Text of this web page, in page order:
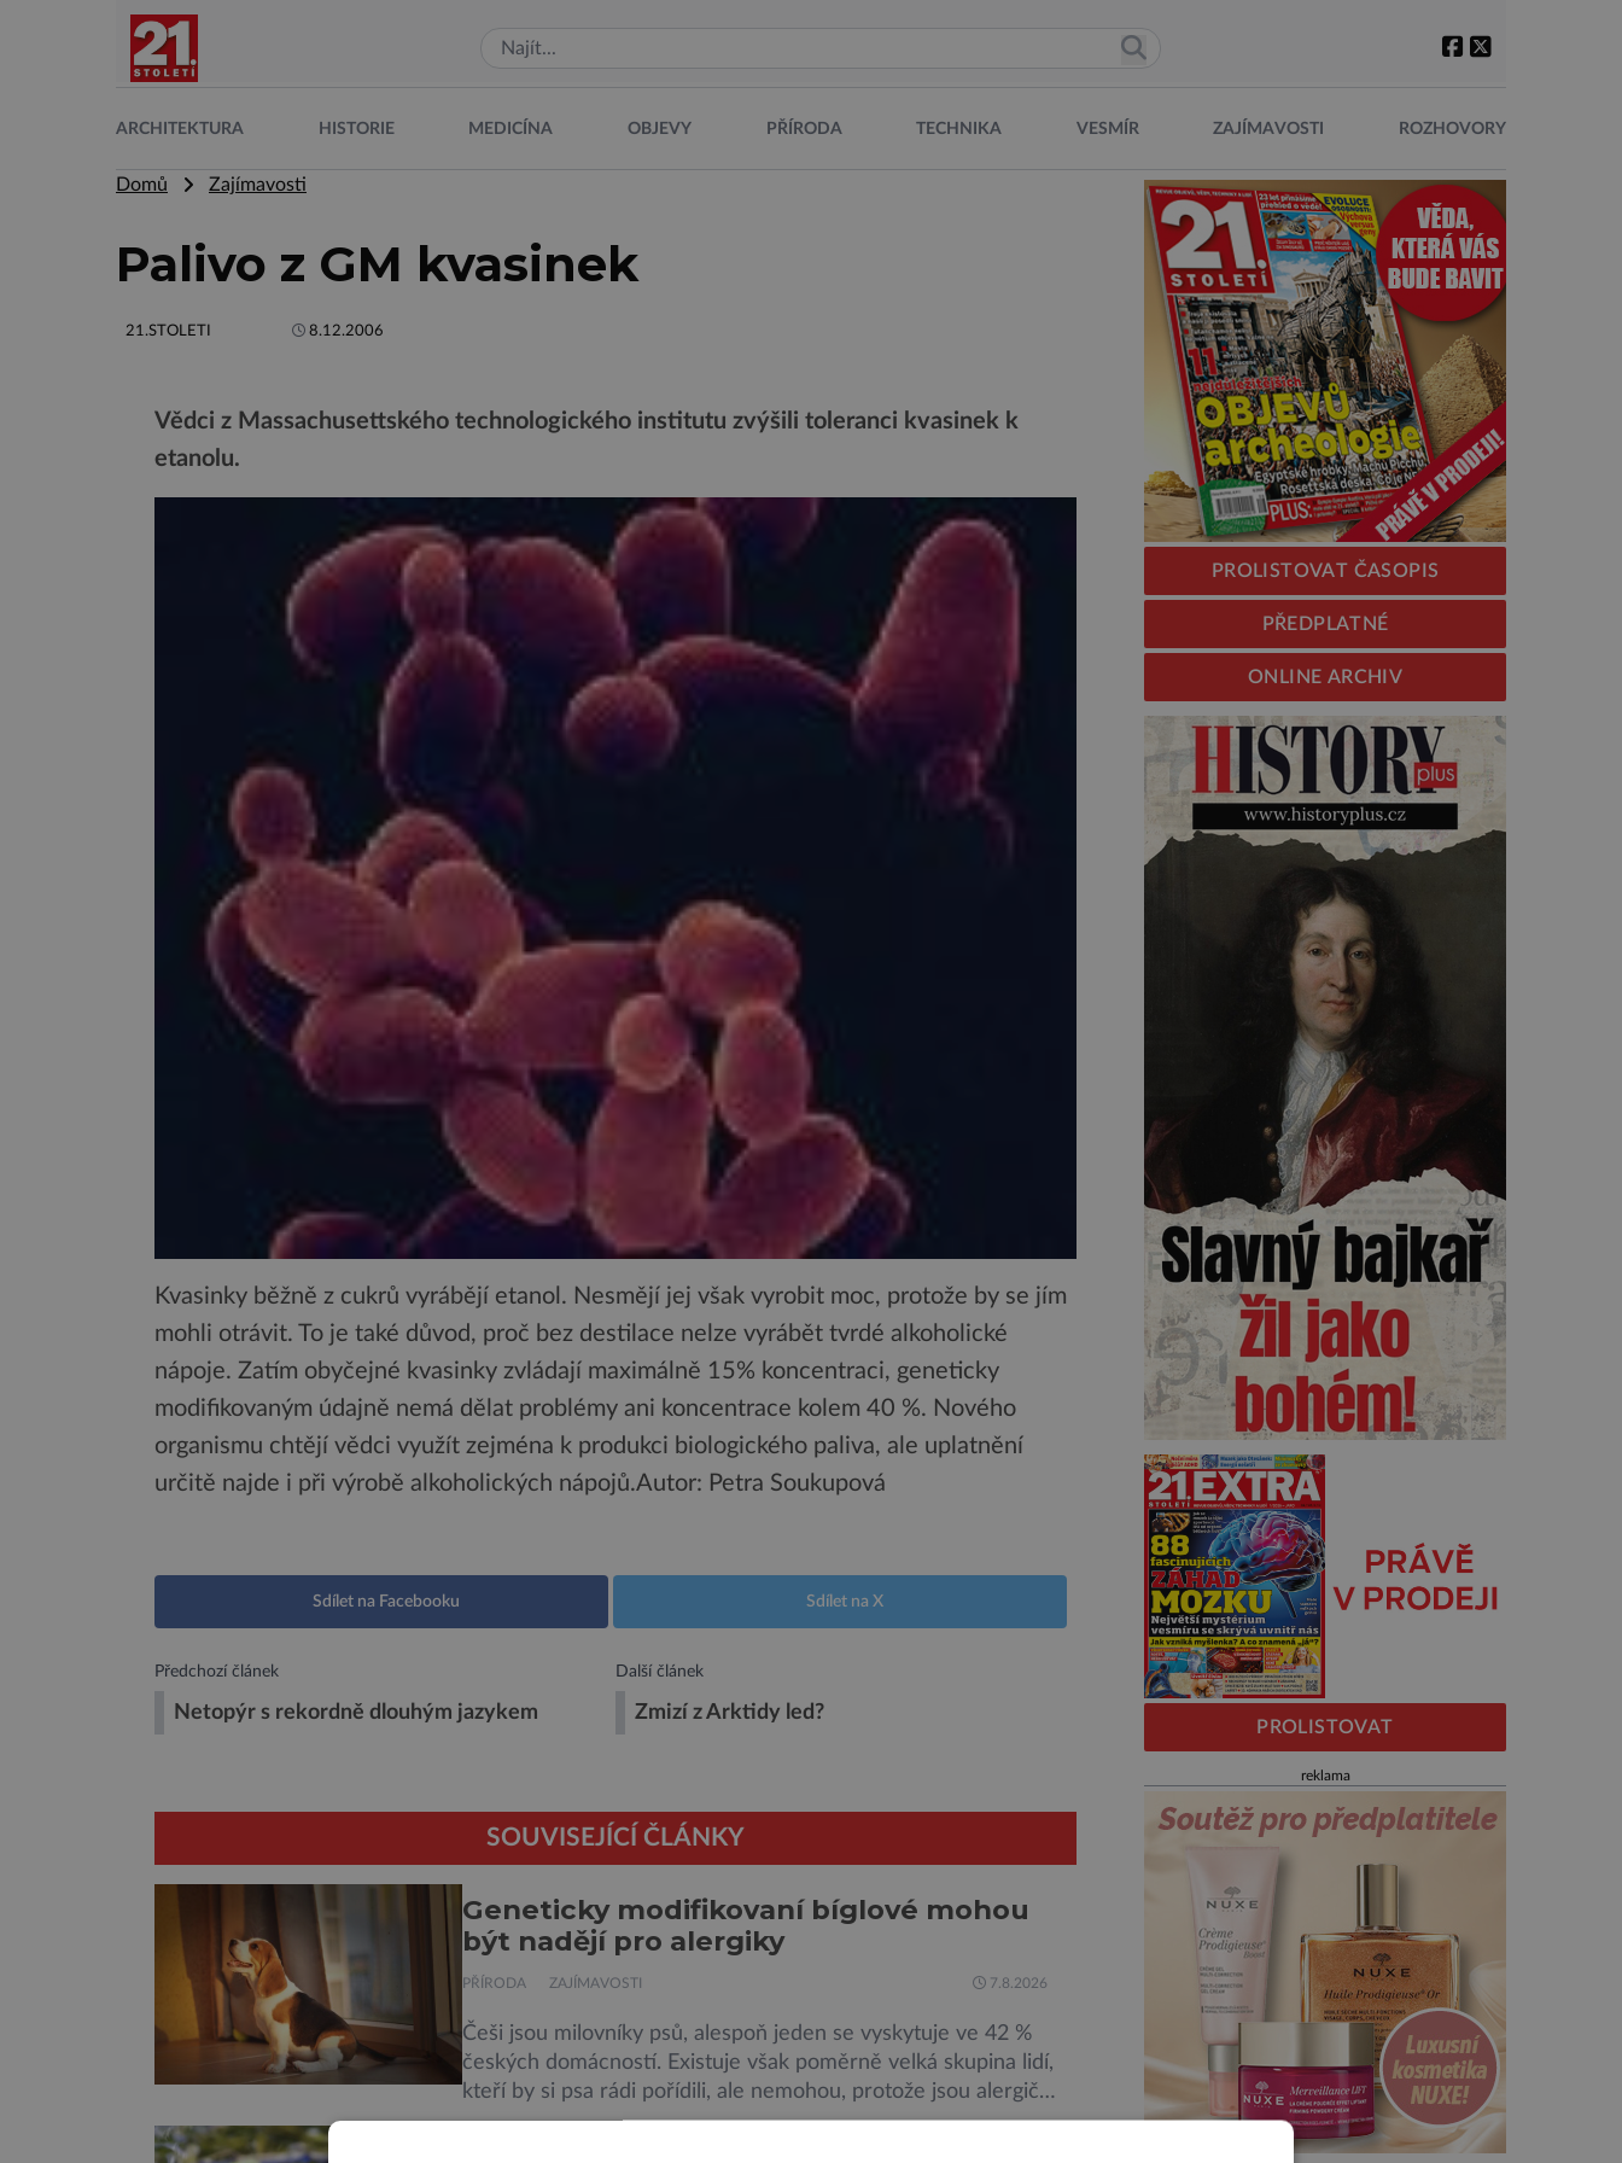
ARCHITEKTURA HISTORIE MEDICÍNA OBJEVY PŘÍRODA TECHNIKA VESMÍR ZAJÍMAVOSTI ROZHOVORY
Domů Zajímavosti
Palivo z GM kvasinek
21.STOLETI 8.12.2006
Vědci z Massachusettského technologického institutu zvýšili toleranci kvasinek k
etanolu.
Kvasinky běžně z cukrů vyrábějí etanol. Nesmějí jej však vyrobit moc, protože by se jím
mohli otrávit. To je také důvod, proč bez destilace nelze vyrábět tvrdé alkoholické
nápoje. Zatím obyčejné kvasinky zvládají maximálně 15% koncentraci, geneticky
modifikovaným údajně nemá dělat problémy ani koncentrace kolem 40 %. Nového
organismu chtějí vědci využít zejména k produkci biologického paliva, ale uplatnění
určitě najde i při výrobě alkoholických nápojů.Autor: Petra Soukupová
Sdílet na Facebooku Sdílet na X
Předchozí článek
Netopýr s rekordně dlouhým jazykem
Další článek
Zmizí z Arktidy led?
SOUVISEJÍCÍ ČLÁNKY
Geneticky modifikovaní bíglové mohou
být nadějí pro alergiky
PŘÍRODA ZAJÍMAVOSTI 7.8.2026
Češi jsou milovníky psů, alespoň jeden se vyskytuje ve 42 %
českých domácností. Existuje však poměrně velká skupina lidí,
kteří by si psa rádi pořídili, ale nemohou, protože jsou alergičtí.
Jejich imunitní systém přecitlivěle reaguje na proteiny
PROLISTOVAT ČASOPIS
PŘEDPLATNÉ
ONLINE ARCHIV
PROLISTOVAT
reklama